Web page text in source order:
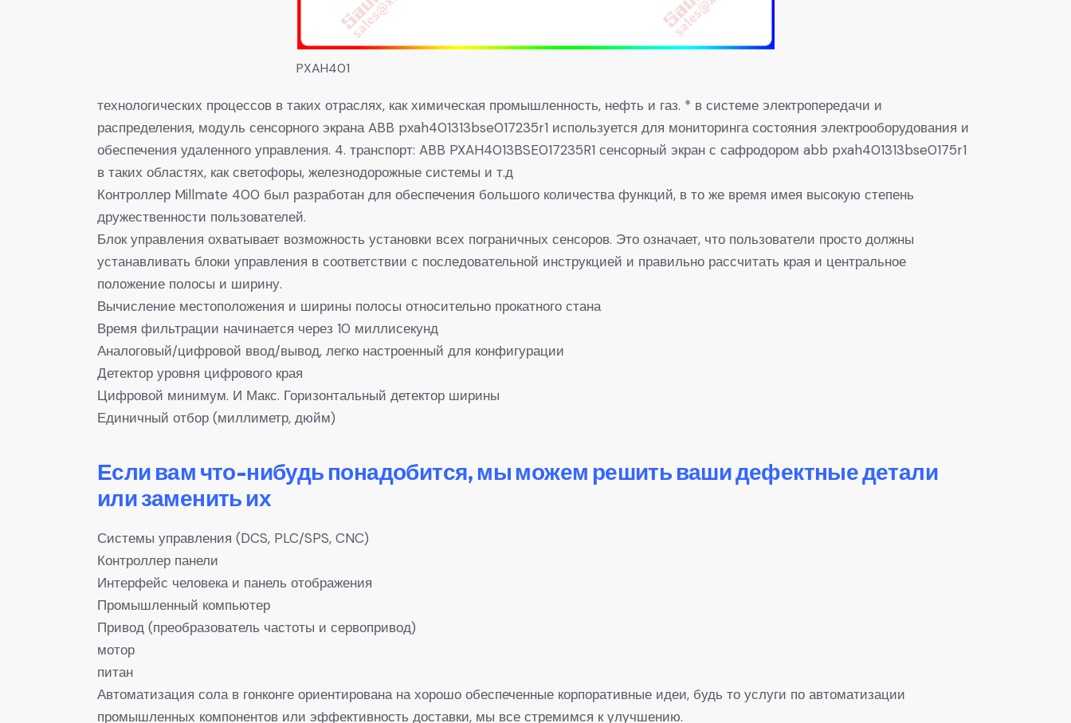
PXAH401
технологических процессов в таких отраслях, как химическая промышленность, нефть и газ. * в системе электропередачи и
распределения, модуль сенсорного экрана ABB pxah401313bse017235r1 используется для мониторинга состояния электрооборудования и
обеспечения удаленного управления. 4. транспорт: ABB PXAH4013BSE017235R1 сенсорный экран с сафродором abb pxah401313bse0175r1
в таких областях, как светофоры, железнодорожные системы и т.д
Контроллер Millmate 400 был разработан для обеспечения большого количества функций, в то же время имея высокую степень
дружественности пользователей.
Блок управления охватывает возможность установки всех пограничных сенсоров. Это означает, что пользователи просто должны
устанавливать блоки управления в соответствии с последовательной инструкцией и правильно рассчитать края и центральное
положение полосы и ширину.
Вычисление местоположения и ширины полосы относительно прокатного стана
Время фильтрации начинается через 10 миллисекунд
Аналоговый/цифровой ввод/вывод, легко настроенный для конфигурации
Детектор уровня цифрового края
Цифровой минимум. И Макс. Горизонтальный детектор ширины
Единичный отбор (миллиметр, дюйм)
Если вам что-нибудь понадобится, мы можем решить ваши дефектные детали
или заменить их
Системы управления (DCS, PLC/SPS, CNC)
Контроллер панели
Интерфейс человека и панель отображения
Промышленный компьютер
Привод (преобразователь частоты и сервопривод)
мотор
питан
Автоматизация сола в гонконге ориентирована на хорошо обеспеченные корпоративные идеи, будь то услуги по автоматизации
промышленных компонентов или эффективность доставки, мы все стремимся к улучшению.